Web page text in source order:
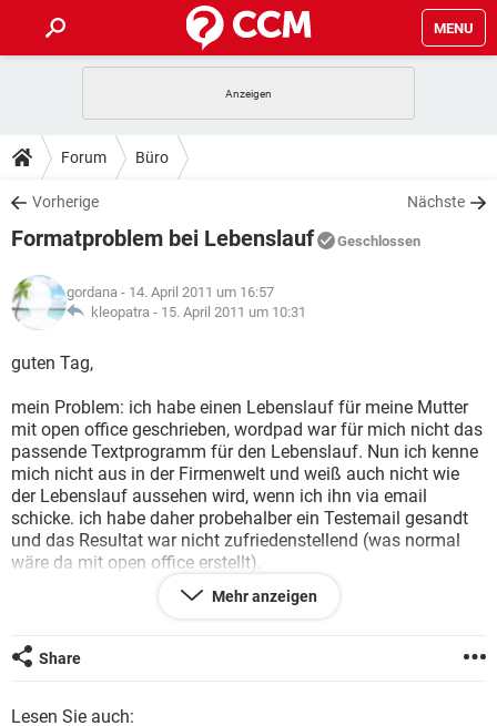
MENU
ANDROID
WINDOWS 10
WHATSAPP TIKTOK
FACEBOOK
TIPPS & TRICKS
SPIELE
WHATSAPP TIKTOK
FACEBOOK
DOWNLOADS
SPIELE STREAMING
ANDROID
WINDOWS 10 INSTAGRAM
WHATSAPP
SPIELE STREAMING
ANDROID
WINDOWS 10
WHATSAPP TIKTOK
FACEBOOK HARDWARE
LEXIKON
SPIELE
WINDOWS 10 INSTAGRAM
WHATSAPP TIKTOK
FACEBOOK HARDWARE
Forum Büro
Vorherige Nächste
Formatproblem bei Lebenslauf Geschlossen
gordana - 14. April 2011 um 16:57
kleopatra - 15. April 2011 um 10:31
guten Tag,
mein Problem: ich habe einen Lebenslauf für meine Mutter
mit open office geschrieben, wordpad war für mich nicht das
passende Textprogramm für den Lebenslauf. Nun ich kenne
mich nicht aus in der Firmenwelt und weiß auch nicht wie
der Lebenslauf aussehen wird, wenn ich ihn via email
schicke. ich habe daher probehalber ein Testemail gesandt
und das Resultat war nicht zufriedenstellend (was normal
wäre da mit open office erstellt).
Nun ich möchte gern wissen welche Format erwarten die
Professionelle dh was ist das Standardformat in der
Textdatei dann...?
Mehr anzeigen
Share
Lesen Sie auch: